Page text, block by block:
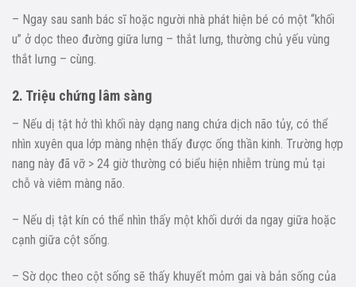
– Ngay sau sanh bác sĩ hoặc người nhà phát hiện bé có một “khối
u” ở dọc theo đường giữa lưng – thắt lưng, thường chủ yếu vùng
thắt lưng – cùng.
2. Triệu chứng lâm sàng
– Nếu dị tật hở thì khối này dạng nang chứa dịch não tủy, có thể
nhìn xuyên qua lớp màng nhện thấy được ống thần kinh. Trường hợp
nang này đã vỡ > 24 giờ thường có biểu hiện nhiễm trùng mủ tại
chỗ và viêm màng não.
– Nếu dị tật kín có thể nhìn thấy một khối dưới da ngay giữa hoặc
cạnh giữa cột sống.
– Sờ dọc theo cột sống sẽ thấy khuyết mỏm gai và bản sống của